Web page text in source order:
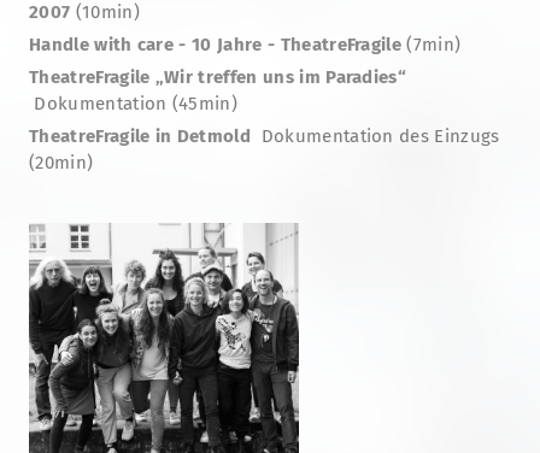
2007 (10min)
Handle with care - 10 Jahre - TheatreFragile (7min)
TheatreFragile „Wir treffen uns im Paradies“
Dokumentation (45min)
TheatreFragile in Detmold Dokumentation des Einzugs
(20min)